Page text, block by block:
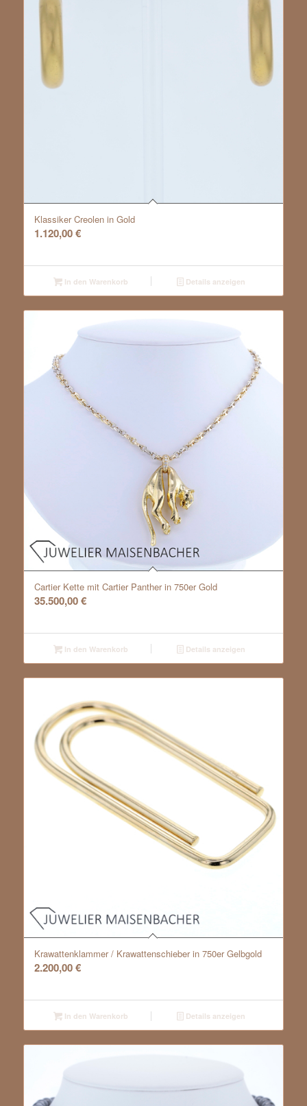
Klassiker Creolen in Gold
1.120,00€
In den Warenkorb Details anzeigen
Cartier Kette mit Cartier Panther in 750er Gold
35.500,00€
In den Warenkorb Details anzeigen
Krawattenklammer / Krawattenschieber in 750er Gelbgold
2.200,00€
In den Warenkorb Details anzeigen